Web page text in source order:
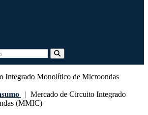
| Mercado de Circuito Integrado
(MMIC)